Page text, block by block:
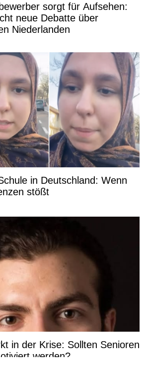
sorgt für Aufsehen:
neue Debatte über
Niederlanden
in Deutschland: Wenn
stößt
in der Krise: Sollten Senioren
werden?